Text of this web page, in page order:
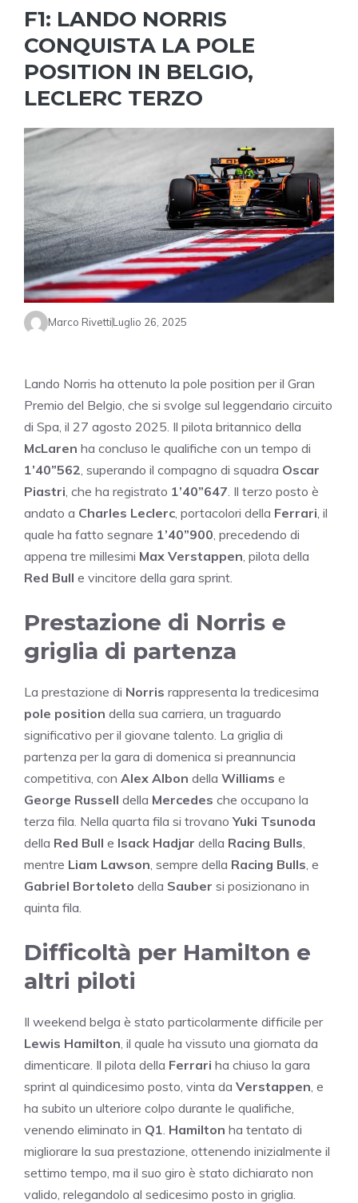
F1: LANDO NORRIS
CONQUISTA LA POLE
POSITION IN BELGIO,
LECLERC TERZO
Marco RivettiLuglio 26, 2025
Lando Norris ha ottenuto la pole position per il Gran
Premio del Belgio, che si svolge sul leggendario circuito
di Spa, il 27 agosto 2025. Il pilota britannico della
McLaren ha concluso le qualifiche con un tempo di
1’40”562 , superando il compagno di squadra Oscar
Piastri , che ha registrato 1’40”647 . Il terzo posto è
andato a Charles Leclerc , portacolori della Ferrari , il
quale ha fatto segnare 1’40”900 , precedendo di
appena tre millesimi Max Verstappen , pilota della
Red Bull e vincitore della gara sprint.
Prestazione di Norris e
griglia di partenza
La prestazione di Norris rappresenta la tredicesima
pole position della sua carriera, un traguardo
significativo per il giovane talento. La griglia di
partenza per la gara di domenica si preannuncia
competitiva, con Alex Albon della Williams e
George Russell della Mercedes che occupano la
terza fila. Nella quarta fila si trovanoYuki Tsunoda
della Red Bull e Isack Hadjar della Racing Bulls
mentre Liam Lawson , sempre della Racing Bulls , e
Gabriel Bortoleto della Sauber si posizionano in
quinta fila.
Difficoltà per Hamilton e
altri piloti
Il weekend belga è stato particolarmente difficile per
Lewis Hamilton , il quale ha vissuto una giornata da
dimenticare. Il pilota della Ferrari ha chiuso la gara
sprint al quindicesimo posto, vinta da Verstappen , e
ha subito un ulteriore colpo durante le qualifiche,
venendo eliminato in Q1 Hamilton ha tentato di
migliorare la sua prestazione, ottenendo inizialmente il
settimo tempo, ma il suo giro è stato dichiarato non
valido, relegandolo al sedicesimo posto in griglia.